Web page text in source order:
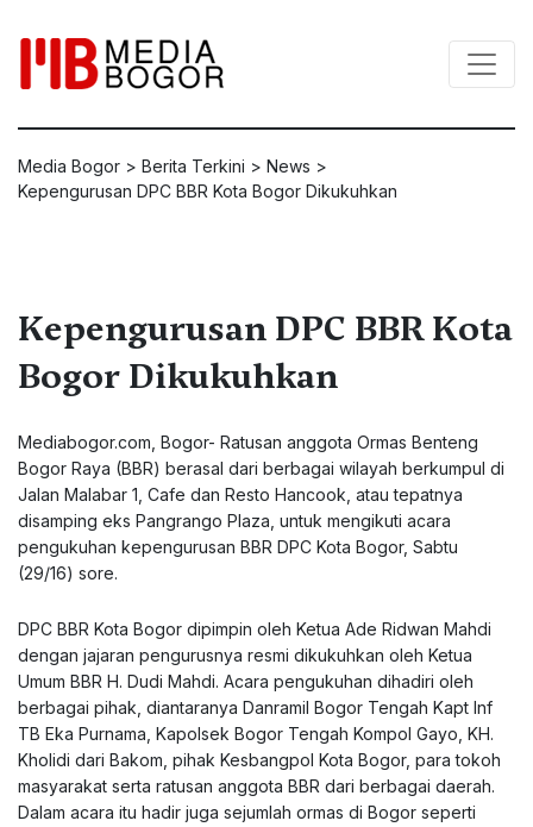
Media Bogor > Berita Terkini > News >
Kepengurusan DPC BBR Kota Bogor Dikukuhkan
Kepengurusan DPC BBR Kota
Bogor Dikukuhkan
Mediabogor.com, Bogor- Ratusan anggota Ormas Benteng
Bogor Raya (BBR) berasal dari berbagai wilayah berkumpul di
Jalan Malabar 1, Cafe dan Resto Hancook, atau tepatnya
disamping eks Pangrango Plaza, untuk mengikuti acara
pengukuhan kepengurusan BBR DPC Kota Bogor, Sabtu
(29/16) sore.
DPC BBR Kota Bogor dipimpin oleh Ketua Ade Ridwan Mahdi
dengan jajaran pengurusnya resmi dikukuhkan oleh Ketua
Umum BBR H. Dudi Mahdi. Acara pengukuhan dihadiri oleh
berbagai pihak, diantaranya Danramil Bogor Tengah Kapt Inf
TB Eka Purnama, Kapolsek Bogor Tengah Kompol Gayo, KH.
Kholidi dari Bakom, pihak Kesbangpol Kota Bogor, para tokoh
masyarakat serta ratusan anggota BBR dari berbagai daerah.
Dalam acara itu hadir juga sejumlah ormas di Bogor seperti